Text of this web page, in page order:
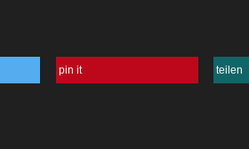
pin it teilen